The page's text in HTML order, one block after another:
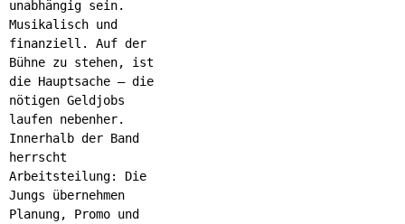
unabhängig sein.
Musikalisch und
finanziell. Auf der
Bühne zu stehen, ist
die Hauptsache – die
nötigen Geldjobs
laufen nebenher.
Innerhalb der Band
herrscht
Arbeitsteilung: Die
Jungs übernehmen
Planung, Promo und